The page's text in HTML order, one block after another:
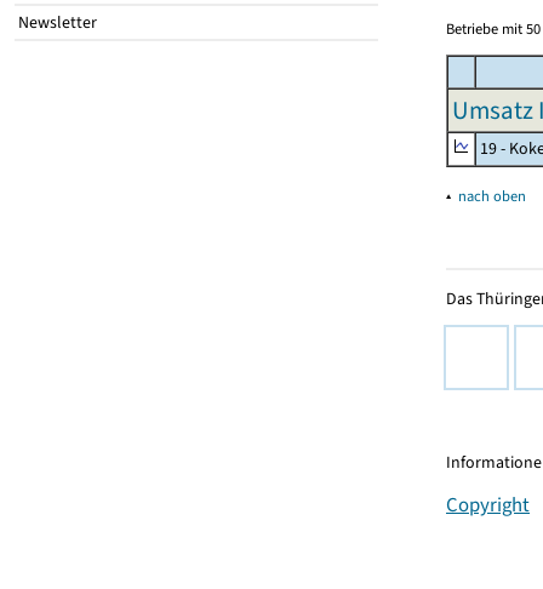
Newsletter
Betriebe mit
Umsatz
19 -
▴ nach oben
Das
Copyright